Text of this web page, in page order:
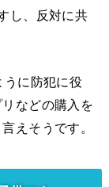
し、反対に共
に防犯に役
などの購入を
えそうです。